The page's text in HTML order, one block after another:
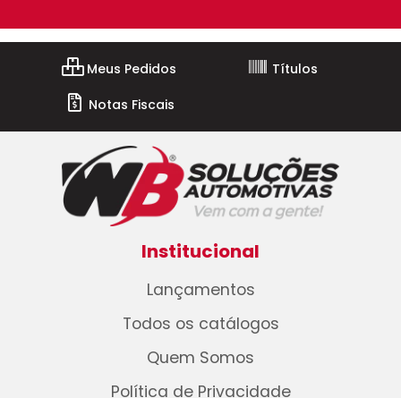
Meus Pedidos
Títulos
Notas Fiscais
Institucional
Lançamentos
Todos os catálogos
Quem Somos
Política de Privacidade